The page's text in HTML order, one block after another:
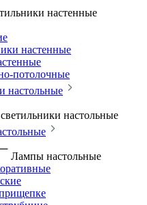
настенные
настенные
потолочные
настольные
настольные
Лампы настольные